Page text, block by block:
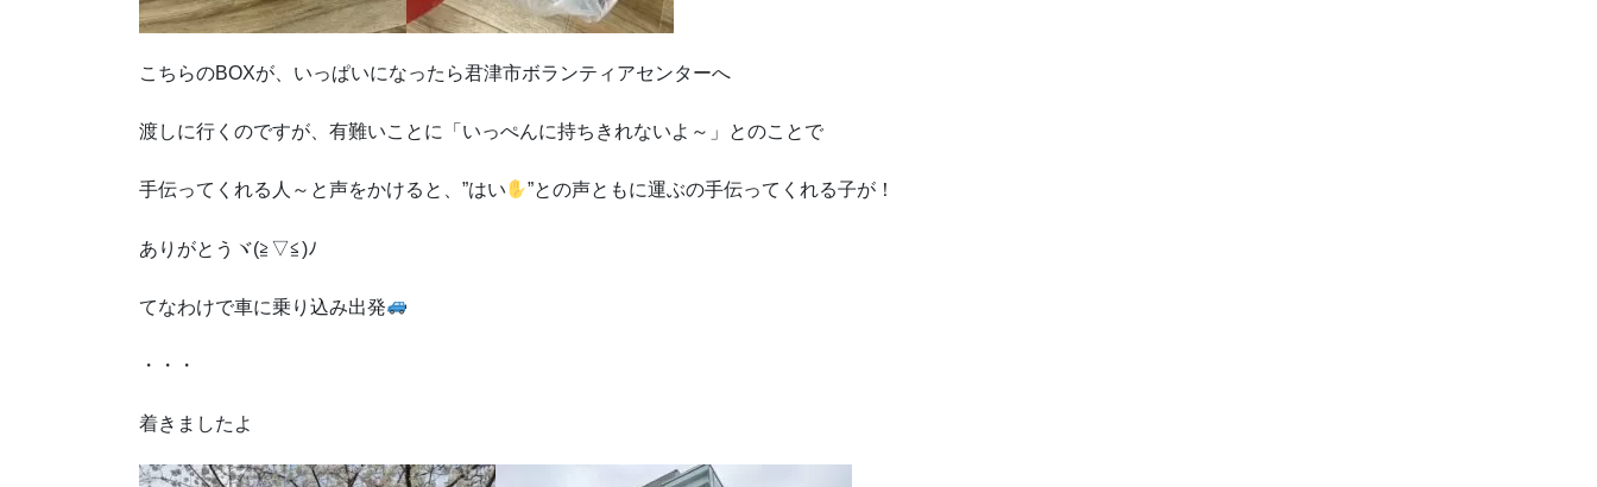
こちらのBOXが、いっぱいになったら君津市ボランティアセンターへ
渡しに行くのですが、有難いことに「いっぺんに持ちきれないよ～」とのことで
手伝ってくれる人～と声をかけると、”はい ”との声ともに運ぶの手伝ってくれる子が！
ありがとうヾ(≧▽≦)ﾉ
てなわけで車に乗り込み出発
・・・
着きましたよ